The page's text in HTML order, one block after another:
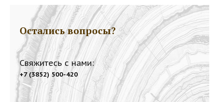
Остались вопросы?
Свяжитесь с нами:
+7 (3852) 500-420